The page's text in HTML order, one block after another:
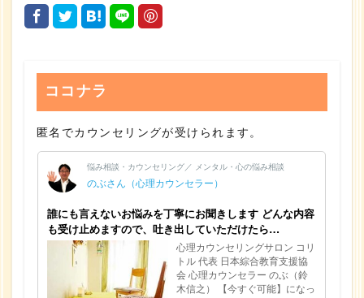
ココナラ
匿名でカウンセリングが受けられます。